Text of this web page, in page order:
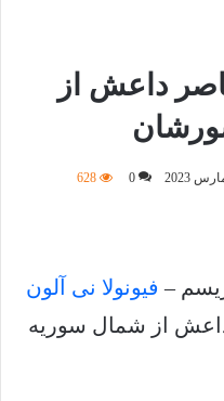
داعش از
0
628
– فیونولا نی آلون
داعش از شمال سوریه